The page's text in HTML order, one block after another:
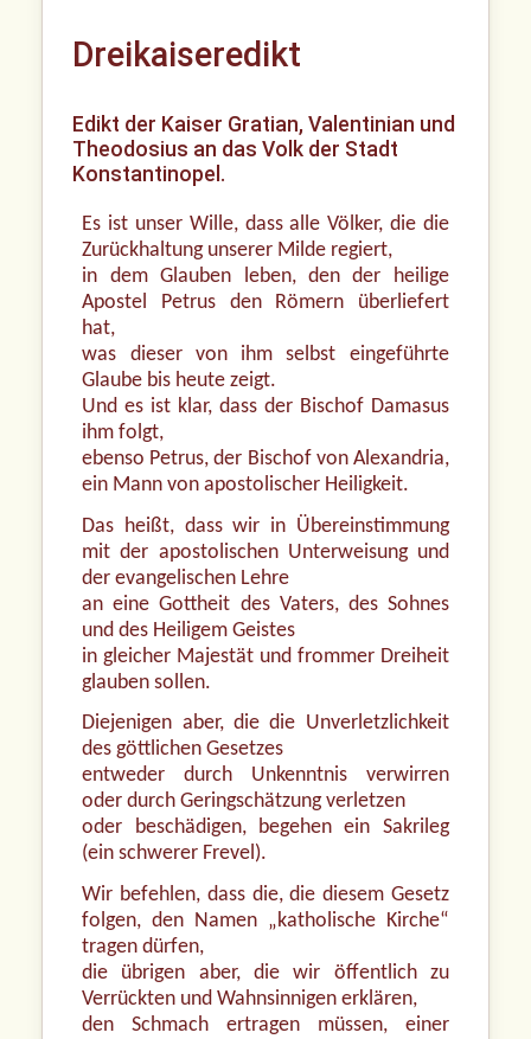
Dreikaiseredikt
Edikt der Kaiser Gratian, Valentinian und
Theodosius an das Volk der Stadt
Konstantinopel.
Es ist unser Wille, dass alle Völker, die die
Zurückhaltung unserer Milde regiert,
in dem Glauben leben, den der heilige
Apostel Petrus den Römern überliefert
hat,
was dieser von ihm selbst eingeführte
Glaube bis heute zeigt.
Und es ist klar, dass der Bischof Damasus
ihm folgt,
ebenso Petrus, der Bischof von Alexandria,
ein Mann von apostolischer Heiligkeit.
Das heißt, dass wir in Übereinstimmung
mit der apostolischen Unterweisung und
der evangelischen Lehre
an eine Gottheit des Vaters, des Sohnes
und des Heiligem Geistes
in gleicher Majestät und frommer Dreiheit
glauben sollen.
Diejenigen aber, die die Unverletzlichkeit
des göttlichen Gesetzes
entweder durch Unkenntnis verwirren
oder durch Geringschätzung verletzen
oder beschädigen, begehen ein Sakrileg
(ein schwerer Frevel).
Wir befehlen, dass die, die diesem Gesetz
folgen, den Namen „katholische Kirche“
tragen dürfen,
die übrigen aber, die wir öffentlich zu
Verrückten und Wahnsinnigen erklären,
den Schmach ertragen müssen, einer